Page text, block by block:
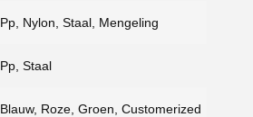
Pp, Nylon, Staal, Mengeling
Pp, Staal
Blauw, Roze, Groen, Customerized